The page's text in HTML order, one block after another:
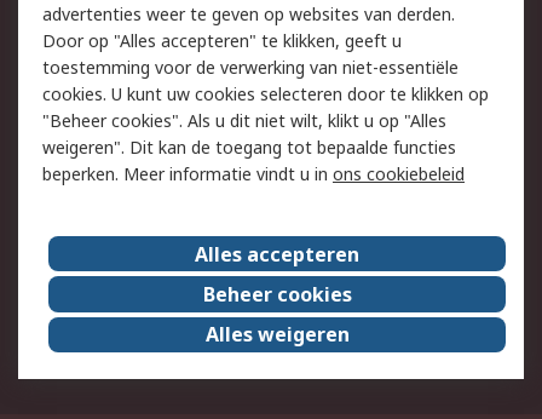
Wettelijk
Cookiebeleid
Email veiligheid
Privacybeleid
Websitevoorwaarden
Algemene
verkoopvoorwaarden
Over RS
RS Group
Over ons
RS wereldwijd
Werken bij RS
ESG
advertenties weer te geven op websites van derden.
Door op "Alles accepteren" te klikken, geeft u
toestemming voor de verwerking van niet-essentiële
cookies. U kunt uw cookies selecteren door te klikken op
"Beheer cookies". Als u dit niet wilt, klikt u op "Alles
weigeren". Dit kan de toegang tot bepaalde functies
beperken. Meer informatie vindt u in ons cookiebeleid
Alles accepteren
Beheer cookies
Alles weigeren